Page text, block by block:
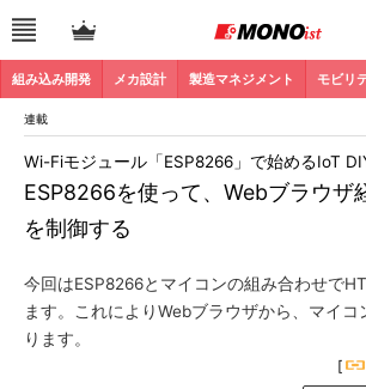
組み込み開発 メカ設計 製造マネジメント モビリ
連載
ESP8266を使って、Webブラウザ
を制御する
Wi-Fiモジュール「ESP8266」で始めるIoT
今回はESP8266とマイコンの組み合わせで
ます。これによりWebブラウザから、マイコ
ります。
[